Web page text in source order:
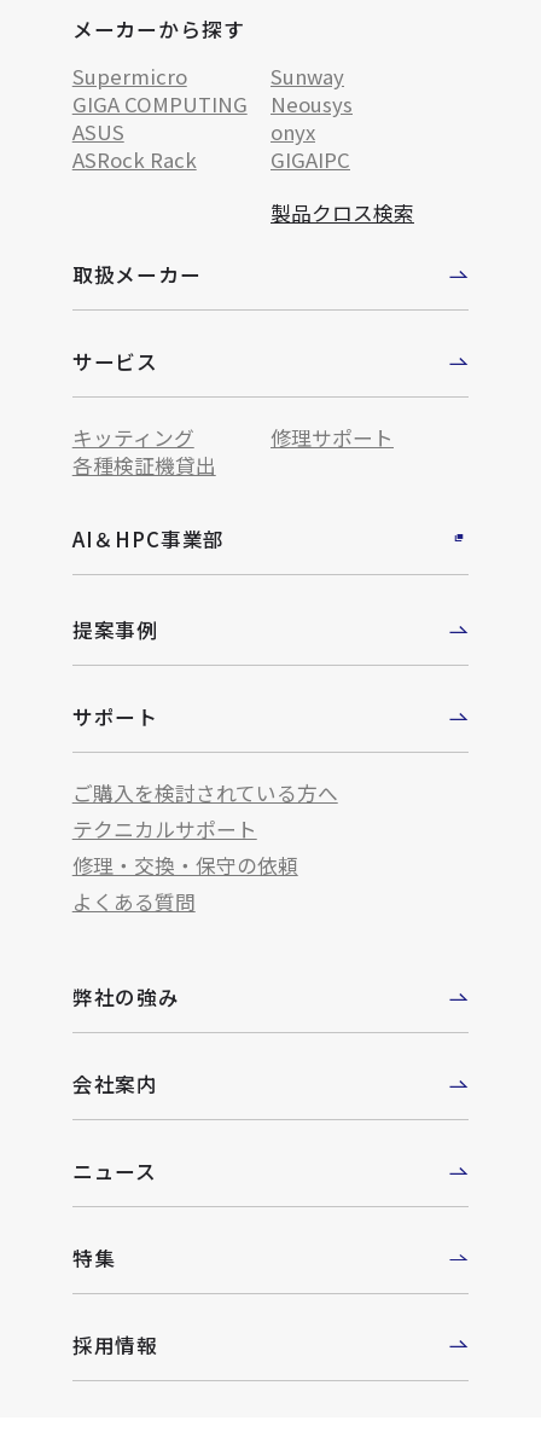
メーカーから探す
Supermicro
Sunway
GIGA COMPUTING
Neousys
ASUS
onyx
ASRock Rack
GIGAIPC
製品クロス検索
取扱メーカー
サービス
キッティング
修理サポート
各種検証機貸出
AI＆HPC事業部
提案事例
サポート
ご購入を検討されている方へ
テクニカルサポート
修理・交換・保守の依頼
よくある質問
弊社の強み
会社案内
ニュース
特集
採用情報